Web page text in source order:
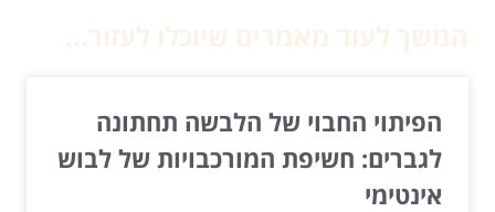
הפיתוי החבוי של הלבשה תחתונה
לגברים: חשיפת המורכבויות של לבוש
אינטימי